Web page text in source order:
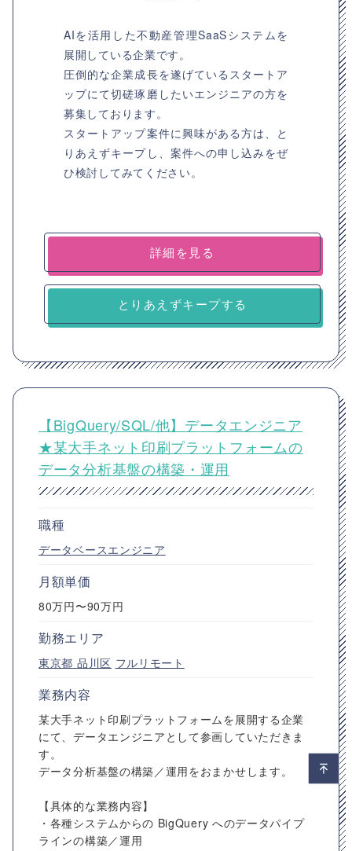
AIを活用した不動産管理SaaSシステムを
展開している企業です。
圧倒的な企業成長を遂げているスタートア
ップにて切磋琢磨したいエンジニアの方を
募集しております。
スタートアップ案件に興味がある方は、と
りあえずキープし、案件への申し込みをぜ
ひ検討してみてください。
詳細を見る
とりあえずキープする
【BigQuery/SQL/他】データエンジニア
★某大手ネット印刷プラットフォームの
データ分析基盤の構築・運用
職種
データベースエンジニア
月額単価
80万円〜90万円
勤務エリア
東京都 品川区 フルリモート
業務内容
某大手ネット印刷プラットフォームを展開する企業
にて、データエンジニアとして参画していただきま
す。
データ分析基盤の構築／運用をおまかせします。
【具体的な業務内容】
・各種システムからの BigQuery へのデータパイプ
ラインの構築／運用